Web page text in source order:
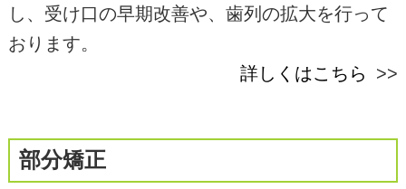
し、受け口の早期改善や、歯列の拡大を行って
おります。
詳しくはこちら
部分矯正